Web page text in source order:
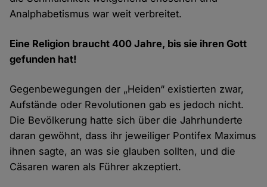
Analphabetismus war weit verbreitet.
Eine Religion braucht 400 Jahre, bis sie ihren Gott
gefunden hat!
Gegenbewegungen der „Heiden“ existierten zwar,
Aufstände oder Revolutionen gab es jedoch nicht.
Die Bevölkerung hatte sich über die Jahrhunderte
daran gewöhnt, dass ihr jeweiliger Pontifex Maximus
ihnen sagte, an was sie glauben sollten, und die
Cäsaren waren als Führer akzeptiert.
Cookies